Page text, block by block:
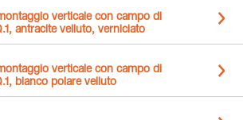
verticale con campo di
antracite velluto, verniciato
verticale con campo di
bianco polare velluto